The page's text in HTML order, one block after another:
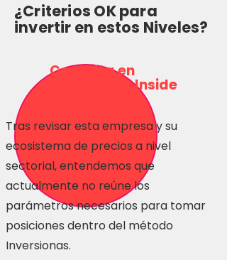
¿Criterios OK para
invertir en estos Niveles?
Consulta en
Inversionas Inside
Tras revisar esta empresa y su
ecosistema de precios a nivel
sectorial, entendemos que
actualmente no reúne los
parámetros necesarios para tomar
posiciones dentro del método
Inversionas.